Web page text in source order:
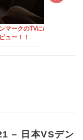
初めて、テスラに乗
た！
– 日本VSデン